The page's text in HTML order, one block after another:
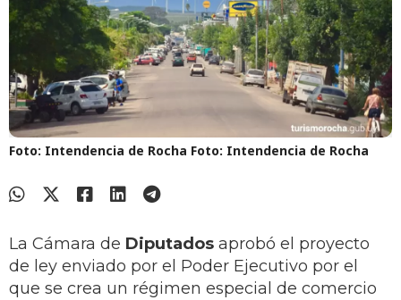
Foto: Intendencia de Rocha Foto: Intendencia de Rocha
La Cámara de Diputados aprobó el proyecto
de ley enviado por el Poder Ejecutivo por el
que se crea un régimen especial de comercio